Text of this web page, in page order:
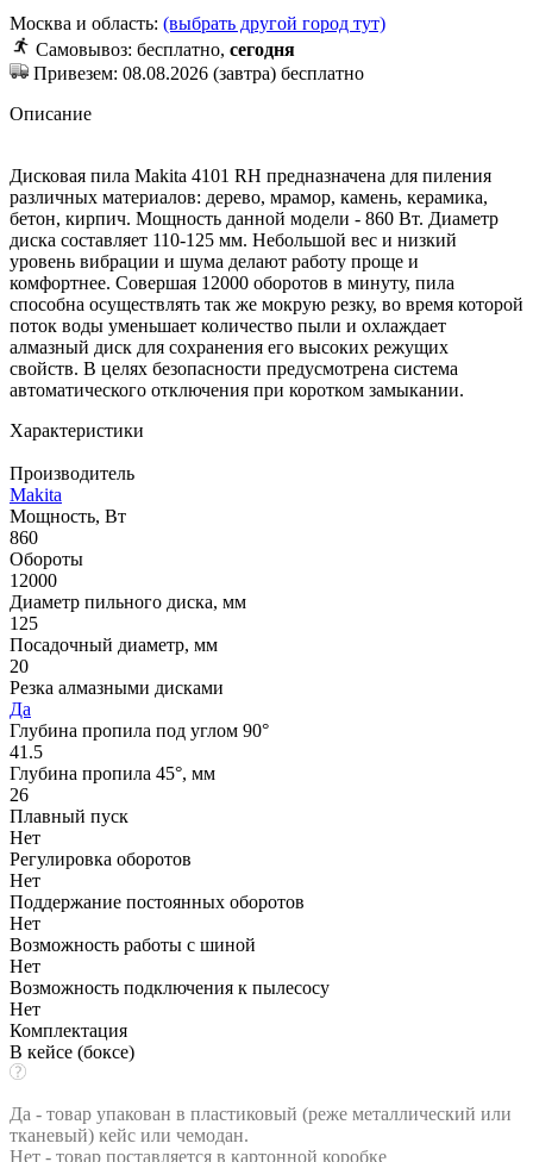
Москва и область: (выбрать другой город тут)
Самовывоз: бесплатно, сегодня
Привезем: 08.08.2026 (завтра) бесплатно
Описание
Дисковая пила Makita 4101 RH предназначена для пиления
различных материалов: дерево, мрамор, камень, керамика,
бетон, кирпич. Мощность данной модели - 860 Вт. Диаметр
диска составляет 110-125 мм. Небольшой вес и низкий
уровень вибрации и шума делают работу проще и
комфортнее. Совершая 12000 оборотов в минуту, пила
способна осуществлять так же мокрую резку, во время которой
поток воды уменьшает количество пыли и охлаждает
алмазный диск для сохранения его высоких режущих
свойств. В целях безопасности предусмотрена система
автоматического отключения при коротком замыкании.
Характеристики
Производитель
Makita
Мощность, Вт
860
Обороты
12000
Диаметр пильного диска, мм
125
Посадочный диаметр, мм
20
Резка алмазными дисками
Да
Глубина пропила под углом 90°
41.5
Глубина пропила 45°, мм
26
Плавный пуск
Нет
Регулировка оборотов
Нет
Поддержание постоянных оборотов
Нет
Возможность работы с шиной
Нет
Возможность подключения к пылесосу
Нет
Комплектация
В кейсе (боксе)
Да - товар упакован в пластиковый (реже металлический или
тканевый) кейс или чемодан.
Нет - товар поставляется в картонной коробке